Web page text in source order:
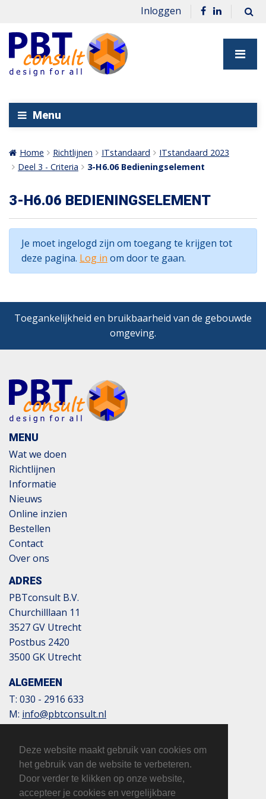
Deze website maakt gebruik van cookies om
het gebruik van de website te verbeteren.
Door verder te klikken op onze website,
accepteer je cookies en vergelijkbare
Inloggen
Menu
Home Richtlijnen ITstandaard
ITstandaard 2023
Deel 3 - Criteria
3-H6.06 Bedieningselement
3-H6.06 BEDIENINGSELEMENT
Je moet ingelogd zijn om toegang te krijgen tot
deze pagina. Log in om door te gaan.
Toegankelijkheid en bruikbaarheid van de gebouwde
omgeving.
MENU
Wat we doen
Richtlijnen
Informatie
Nieuws
Online inzien
Bestellen
Contact
Over ons
ADRES
PBTconsult B.V.
Churchilllaan 11
3527 GV Utrecht
Postbus 2420
3500 GK Utrecht
ALGEMEEN
T: 030 - 2916 633
M: info@pbtconsult.nl
BTW: 817124305B01
KvK: 32110854